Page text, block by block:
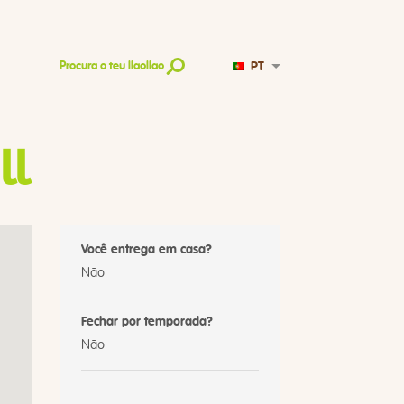
Procura o teu llaollao PT
Você entrega em casa?
Não
Fechar por temporada?
Não